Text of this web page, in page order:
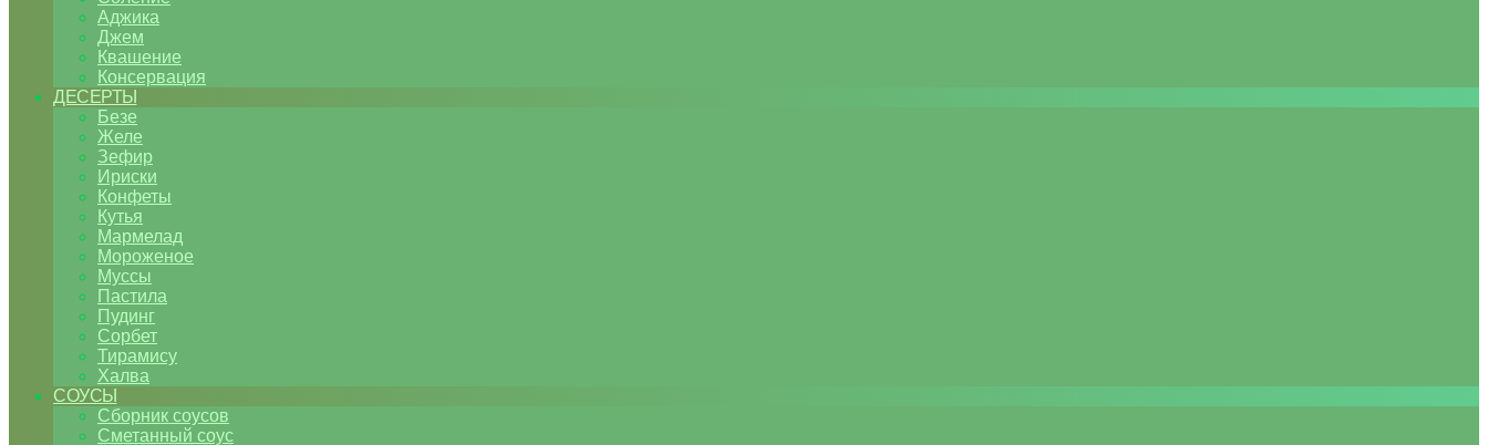
Аджика
Джем
Квашение
Консервация
ДЕСЕРТЫ
Безе
Желе
Зефир
Ириски
Конфеты
Кутья
Мармелад
Мороженое
Муссы
Пастила
Пудинг
Сорбет
Тирамису
Халва
СОУСЫ
Сборник соусов
Сметанный соус